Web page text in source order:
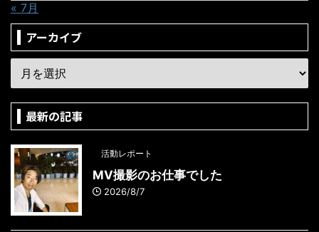
« 7月
アーカイブ
最新の記事
活動レポート
MV撮影のお仕事でした
2026/8/7